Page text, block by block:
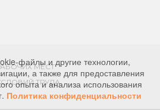
МЕСТ
ТРУДА
файлы и другие технологии,
а также для предоставления
опыта и анализа использования
Политика конфиденциальности